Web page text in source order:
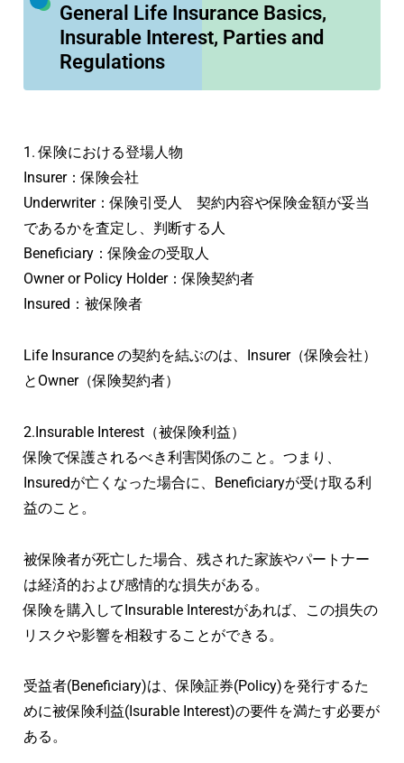
General Life Insurance Basics,
Insurable Interest, Parties and
Regulations
1. 保険における登場人物
Insurer：保険会社
Underwriter：保険引受人 契約内容や保険金額が妥当
であるかを査定し、判断する人
Beneficiary：保険金の受取人
Owner or Policy Holder：保険契約者
Insured：被保険者
Life Insurance の契約を結ぶのは、Insurer（保険会社）
とOwner（保険契約者）
2.Insurable Interest（被保険利益）
保険で保護されるべき利害関係のこと。つまり、
Insuredが亡くなった場合に、Beneficiaryが受け取る利
益のこと。
被保険者が死亡した場合、残された家族やパートナー
は経済的および感情的な損失がある。
保険を購入してInsurable Interestがあれば、この損失の
リスクや影響を相殺することができる。
受益者(Beneficiary)は、保険証券(Policy)を発行するた
めに被保険利益(Isurable Interest)の要件を満たす必要が
ある。